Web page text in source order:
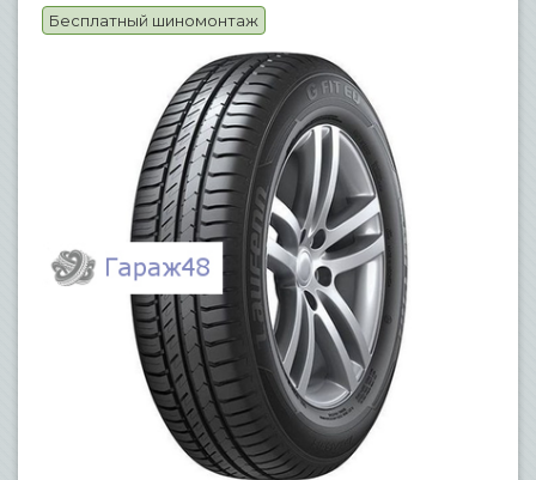
Бесплатный шиномонтаж